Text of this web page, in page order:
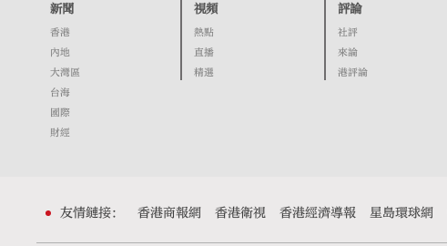
新聞
香港
內地
大灣區
台海
國際
財經
視頻
熱點
直播
精選
評論
社評
來論
港評論
友情鏈接： 香港商報網 香港衛視 香港經濟導報 星島環球網